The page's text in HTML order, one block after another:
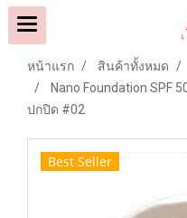
หน้าแรก สินค้าทั้งหมด
Nano Foundation SPF
ปกปิด #02
Best Seller